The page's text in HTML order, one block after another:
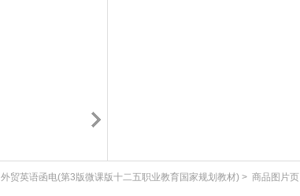
外贸英语函电(第3版微课版十二五职业教育国家规划教材) > 商品图片页